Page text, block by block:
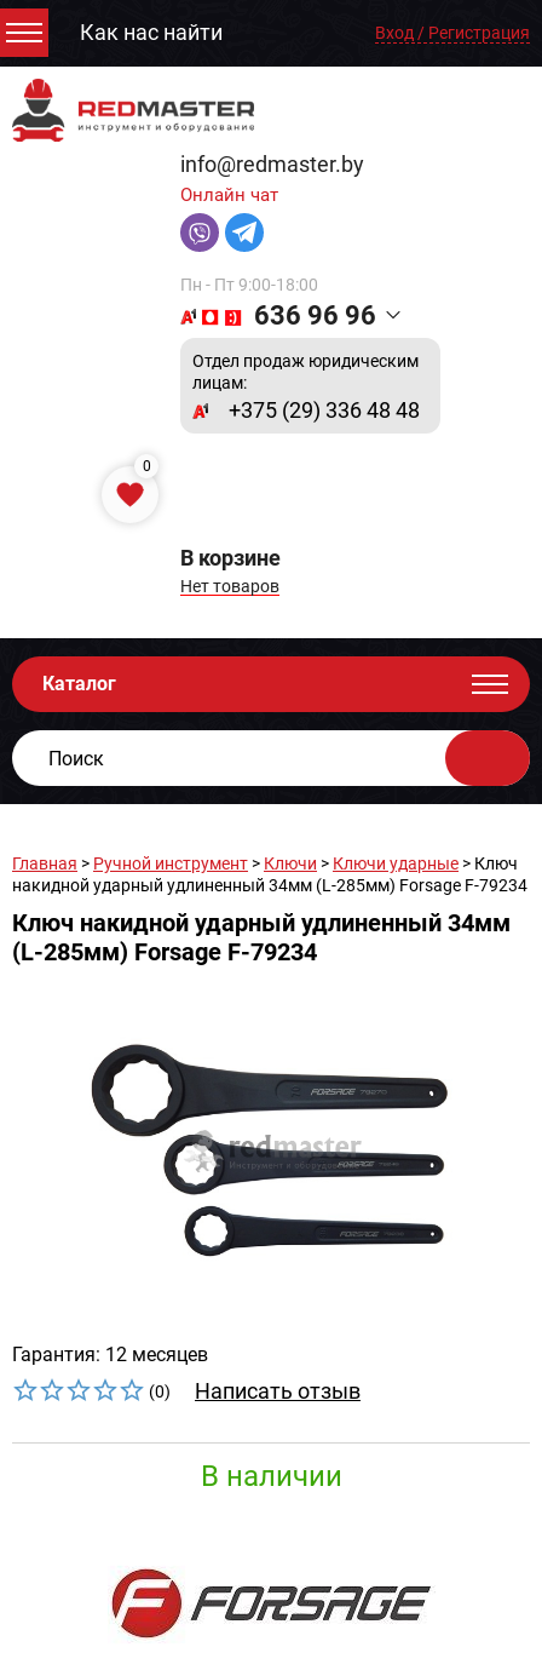
Как нас найти Вход / Регистрация
info@redmaster.by
Онлайн чат
Пн - Пт 9:00-18:00
636 96 96
Отдел продаж юридическим
лицам:
+375 (29) 336 48 48
0
В корзине
Нет товаров
Каталог
Главная > Ручной инструмент > Ключи > Ключи ударные > Ключ
накидной ударный удлиненный 34мм (L-285мм) Forsage F-79234
Ключ накидной ударный удлиненный 34мм
(L-285мм) Forsage F-79234
Гарантия: 12 месяцев
(0) Написать отзыв
В наличии